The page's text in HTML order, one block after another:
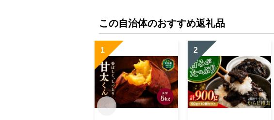
この自治体のおすすめ返礼品
1 2